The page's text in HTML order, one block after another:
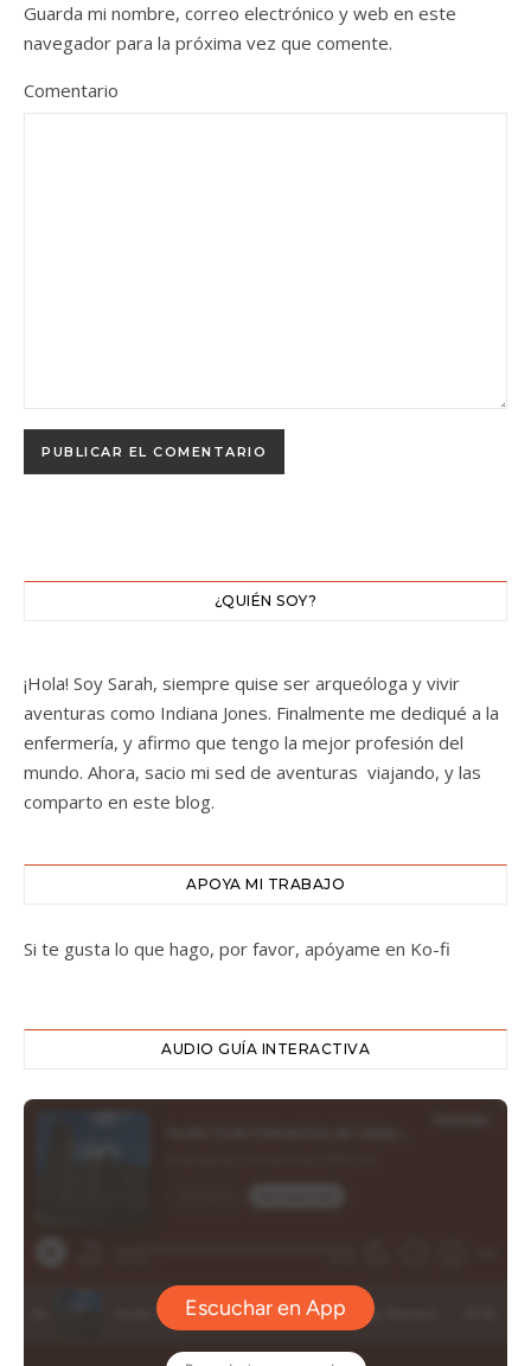
Guarda mi nombre, correo electrónico y web en este
navegador para la próxima vez que comente.
Comentario
¿QUIÉN SOY?
¡Hola! Soy Sarah, siempre quise ser arqueóloga y vivir
aventuras como Indiana Jones. Finalmente me dediqué a la
enfermería, y afirmo que tengo la mejor profesión del
mundo. Ahora, sacio mi sed de aventuras viajando, y las
comparto en este blog.
APOYA MI TRABAJO
Si te gusta lo que hago, por favor, apóyame en Ko-fi
AUDIO GUÍA INTERACTIVA